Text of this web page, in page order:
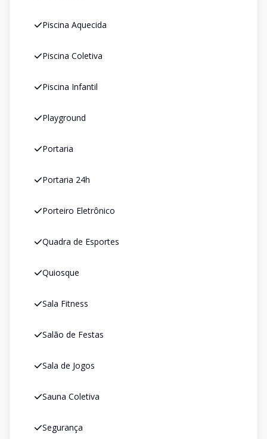
Piscina Aquecida
Piscina Coletiva
Piscina Infantil
Playground
Portaria
Portaria 24h
Porteiro Eletrônico
Quadra de Esportes
Quiosque
Sala Fitness
Salão de Festas
Sala de Jogos
Sauna Coletiva
Segurança